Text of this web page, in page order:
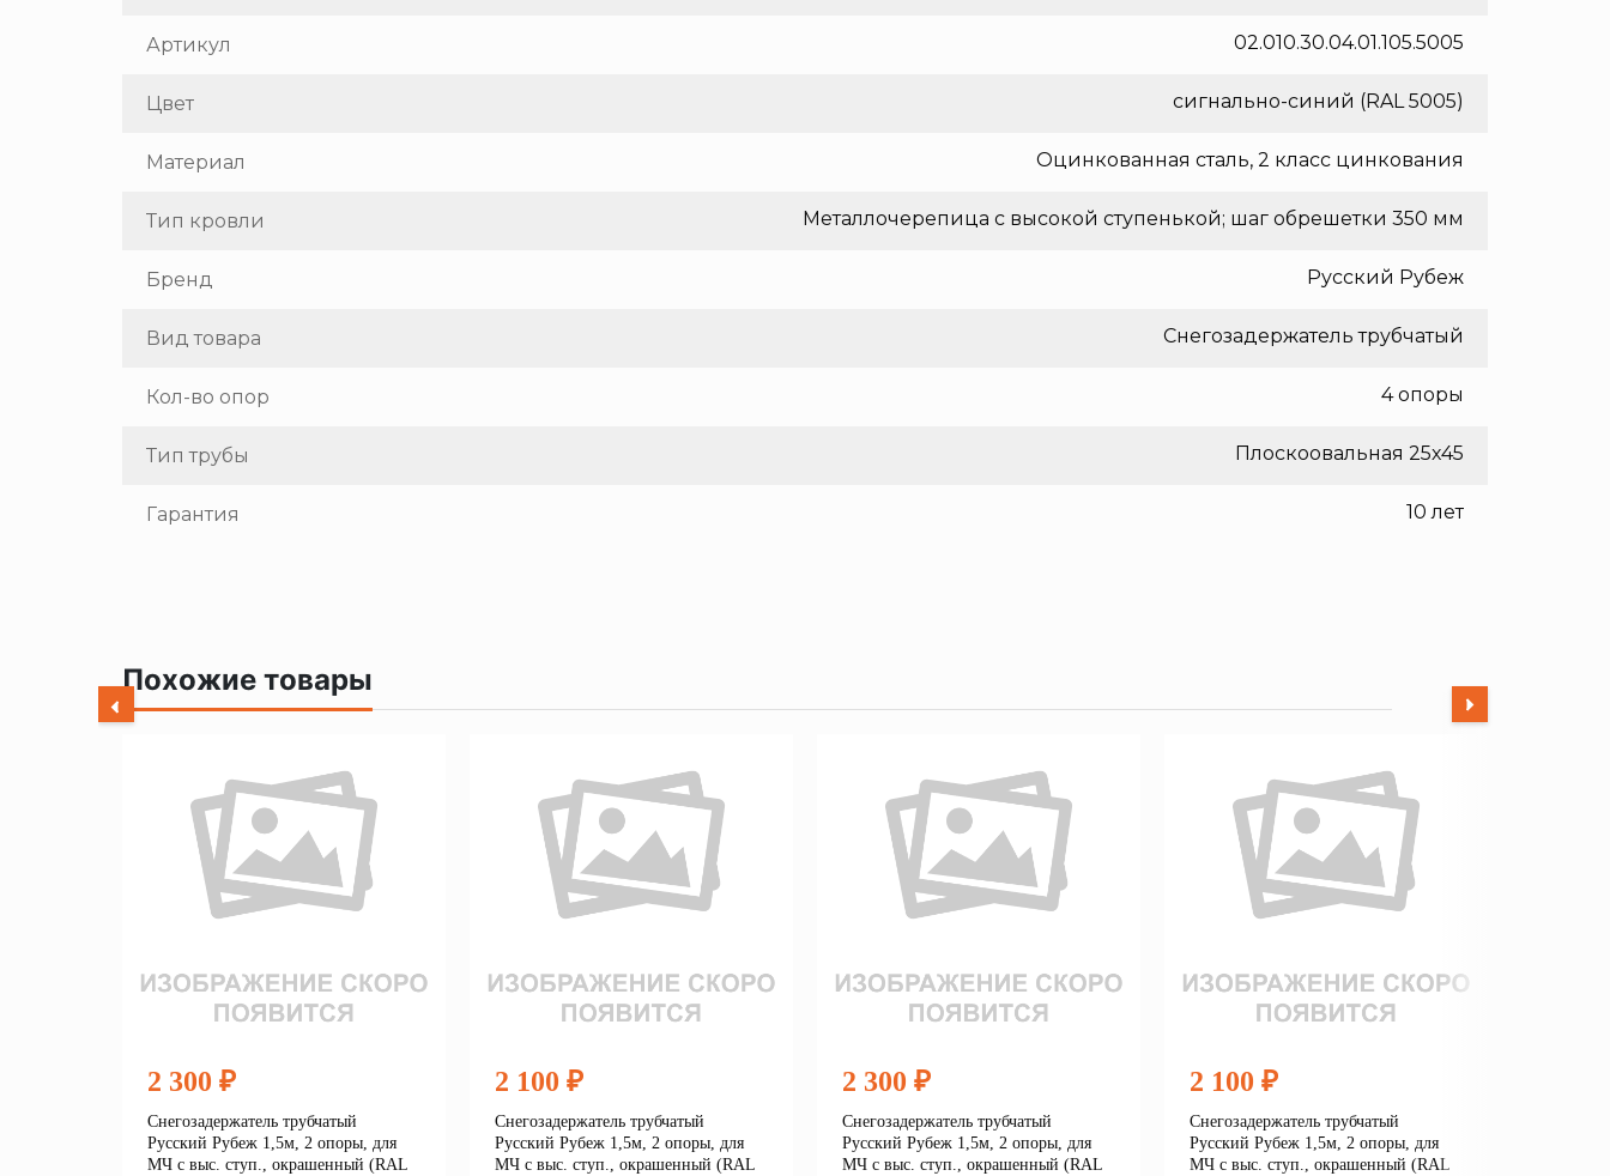
Артикул 02.010.30.04.01.105.5005
Цвет сигнально-синий (RAL 5005)
Материал Оцинкованная сталь, 2 класс цинкования
Тип кровли Металлочерепица с высокой ступенькой; шаг обрешетки 350 мм
Бренд Русский Рубеж
Вид товара Снегозадержатель трубчатый
Кол-во опор 4 опоры
Тип трубы Плоскоовальная 25х45
Гарантия 10 лет
Похожие товары
2 300 ₽
Снегозадержатель трубчатый
Русский Рубеж 1,5м, 2 опоры, для
МЧ с выс. ступ., окрашенный (RAL
2 100 ₽
Снегозадержатель трубчатый
Русский Рубеж 1,5м, 2 опоры, для
МЧ с выс. ступ., окрашенный (RAL
2 300 ₽
Снегозадержатель трубчатый
Русский Рубеж 1,5м, 2 опоры, для
МЧ с выс. ступ., окрашенный (RAL
2 100 ₽
Снегозадержатель трубчатый
Русский Рубеж 1,5м, 2 опоры, для
МЧ с выс. ступ., окрашенный (RAL